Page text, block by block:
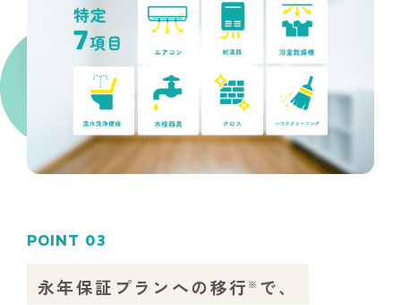
POINT 03
永年保証プランへの移行 ※ で、